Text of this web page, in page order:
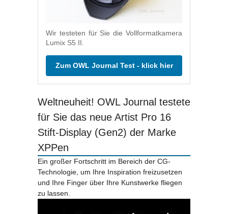
Wir testeten für Sie die Vollformatkamera
Lumix S5 II.
Zum OWL Journal Test - klick hier
Weltneuheit! OWL Journal testete
für Sie das neue Artist Pro 16
Stift-Display (Gen2) der Marke
XPPen
Ein großer Fortschritt im Bereich der CG-
Technologie, um Ihre Inspiration freizusetzen
und Ihre Finger über Ihre Kunstwerke fliegen
zu lassen.